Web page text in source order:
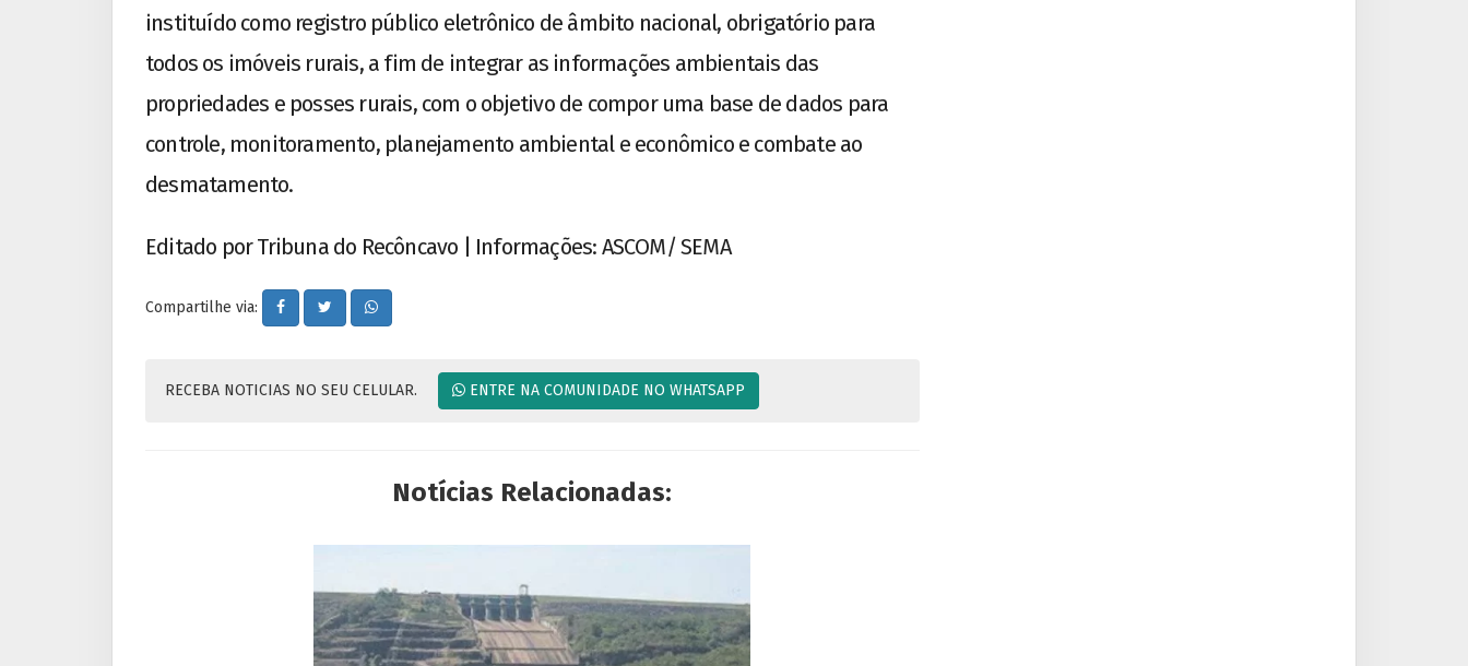
instituído como registro público eletrônico de âmbito nacional, obrigatório para
todos os imóveis rurais, a fim de integrar as informações ambientais das
propriedades e posses rurais, com o objetivo de compor uma base de dados para
controle, monitoramento, planejamento ambiental e econômico e combate ao
desmatamento.
Editado por Tribuna do Recôncavo | Informações: ASCOM/ SEMA
Compartilhe via:
RECEBA NOTICIAS NO SEU CELULAR. ENTRE NA COMUNIDADE NO WHATSAPP
Notícias Relacionadas: